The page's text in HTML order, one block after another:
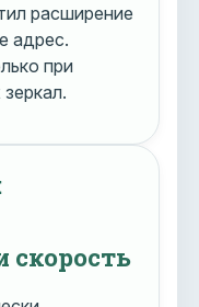
расширение
адрес.
при
скорость